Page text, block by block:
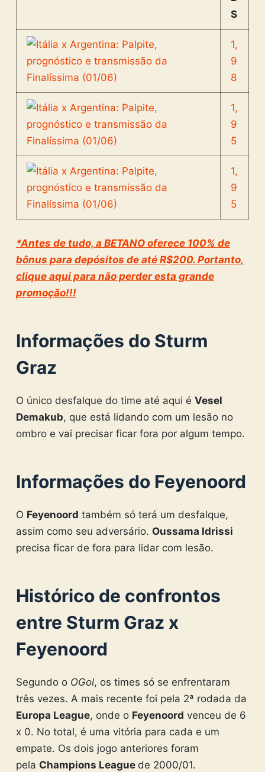
S
1,
9
8
1,
9
5
1,
9
5
*Antes de tudo, a BETANO oferece 100% de
bônus para depósitos de até R$200. Portanto,
clique aqui para não perder esta grande
promoção!!!
Informações do Sturm
Graz
O único desfalque do time até aqui é Vesel
Demakub, que está lidando com um lesão no
ombro e vai precisar ficar fora por algum tempo.
Informações do Feyenoord
O Feyenoord também só terá um desfalque,
assim como seu adversário. Oussama Idrissi
precisa ficar de fora para lidar com lesão.
Histórico de confrontos
entre Sturm Graz x
Feyenoord
Segundo o OGol, os times só se enfrentaram
três vezes. A mais recente foi pela 2ª rodada da
Europa League, onde o Feyenoord venceu de 6
x 0. No total, é uma vitória para cada e um
empate. Os dois jogo anteriores foram
pela Champions League de 2000/01.